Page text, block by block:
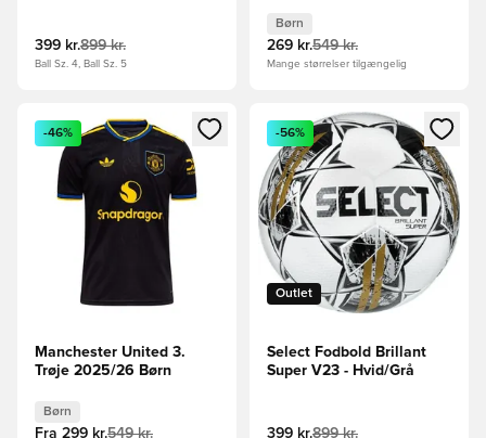
399 kr.899 kr.
Ball Sz. 4, Ball Sz. 5
Børn
269 kr.549 kr.
Mange størrelser tilgængelig
Åbner en Modal til at logge ind eller tilmelde dig som
-46%
Manchester United 3.
Trøje 2025/26 Børn
Børn
Fra 299 kr.549 kr.
Åbner en Modal til at logge
Outlet
-56%
Select Fodbold Brillant
Super V23 - Hvid/Grå
399 kr.899 kr.